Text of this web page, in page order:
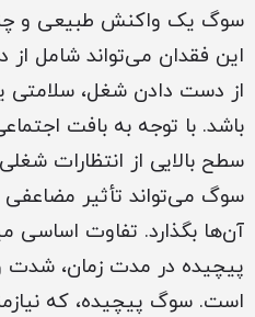
سوگ یک واکنش طبیعی و
این فقدان می‌تواند شامل
از دست دادن شغل، سلامتی
باشد. با توجه به بافت
سطح بالایی از انتظارات
سوگ می‌تواند تأثیر مضاعفی
آن‌ها بگذارد. تفاوت
پیچیده در مدت زمان، شدت و
است. سوگ پیچیده، که